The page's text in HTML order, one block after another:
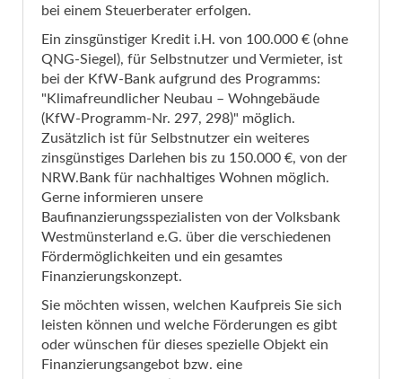
bei einem Steuerberater erfolgen.
Ein zinsgünstiger Kredit i.H. von 100.000 € (ohne
QNG-Siegel), für Selbstnutzer und Vermieter, ist
bei der KfW-Bank aufgrund des Programms:
"Klimafreundlicher Neubau – Wohngebäude
(KfW-Programm-Nr. 297, 298)" möglich.
Zusätzlich ist für Selbstnutzer ein weiteres
zinsgünstiges Darlehen bis zu 150.000 €, von der
NRW.Bank für nachhaltiges Wohnen möglich.
Gerne informieren unsere
Baufinanzierungsspezialisten von der Volksbank
Westmünsterland e.G. über die verschiedenen
Fördermöglichkeiten und ein gesamtes
Finanzierungskonzept.
Sie möchten wissen, welchen Kaufpreis Sie sich
leisten können und welche Förderungen es gibt
oder wünschen für dieses spezielle Objekt ein
Finanzierungsangebot bzw. eine